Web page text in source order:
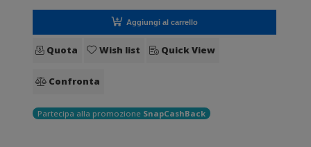
Aggiungi al carrello
Quota Wish list Quick View
Confronta
Partecipa alla promozione SnapCashBack